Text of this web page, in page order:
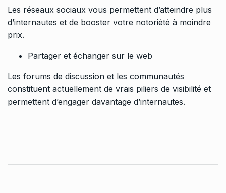
Les réseaux sociaux vous permettent d’atteindre plus
d’internautes et de booster votre notoriété à moindre
prix.
Partager et échanger sur le web
Les forums de discussion et les communautés
constituent actuellement de vrais piliers de visibilité et
permettent d’engager davantage d’internautes.